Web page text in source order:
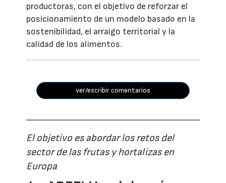
productoras, con el objetivo de reforzar el
posicionamiento de un modelo basado en la
sostenibilidad, el arraigo territorial y la
calidad de los alimentos.
ver/escribir comentarios
El objetivo es abordar los retos del
sector de las frutas y hortalizas en
Europa